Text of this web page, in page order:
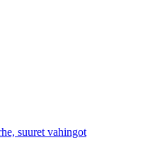
suuret vahingot